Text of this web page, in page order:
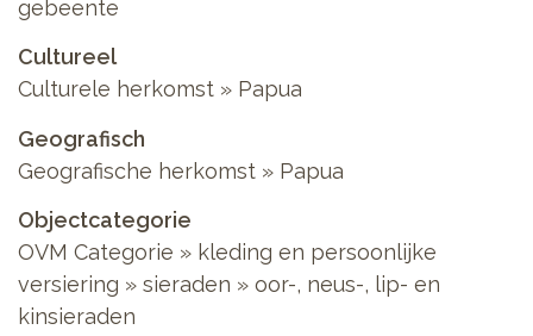
gebeente
Cultureel
Culturele herkomst » Papua
Geografisch
Geografische herkomst » Papua
Objectcategorie
OVM Categorie » kleding en persoonlijke
versiering » sieraden » oor-, neus-, lip- en
kinsieraden